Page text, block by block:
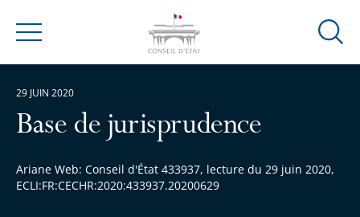
Menu
Ouvrir
Base de jurisprudence
Ariane Web: Conseil d'État 433937, lecture du 29 juin 2020,
ECLI:FR:CECHR:2020:433937.20200629
29 JUIN 2020